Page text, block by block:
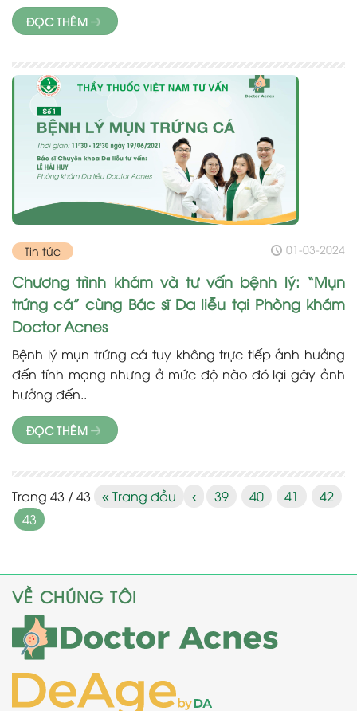
ĐỌC THÊM
Tin tức 01-03-2024
Chương trình khám và tư vấn bệnh lý: “Mụn
trứng cá” cùng Bác sĩ Da liễu tại Phòng khám
Doctor Acnes
Bệnh lý mụn trứng cá tuy không trực tiếp ảnh hưởng
đến tính mạng nhưng ở mức độ nào đó lại gây ảnh
hưởng đến..
ĐỌC THÊM
Trang 43 / 43 « Trang đầu ‹ 39 40 41
42
43
VỀ CHÚNG TÔI